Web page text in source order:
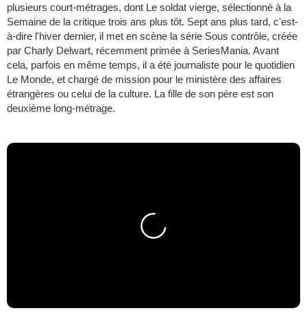
plusieurs court-métrages, dont Le soldat vierge, sélectionné à la
Semaine de la critique trois ans plus tôt. Sept ans plus tard, c'est-
à-dire l'hiver dernier, il met en scène la série Sous contrôle, créée
par Charly Delwart, récemment primée à SeriesMania. Avant
cela, parfois en même temps, il a été journaliste pour le quotidien
Le Monde, et chargé de mission pour le ministère des affaires
étrangères ou celui de la culture. La fille de son père est son
deuxième long-métrage.